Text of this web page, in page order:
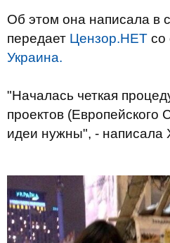
Об этом она написала в
передает Цензор.НЕТ со
Украина.
"Началась четкая
проектов (Европейского
идеи нужны", - написала